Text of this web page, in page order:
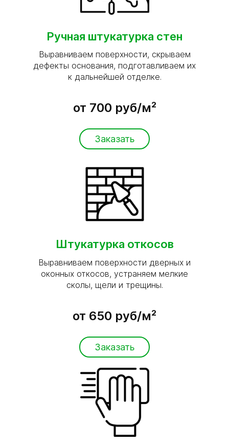
Ручная штукатурка стен
Выравниваем поверхности, скрываем
дефекты основания, подготавливаем их
к дальнейшей отделке.
от 700 руб/м²
Заказать
Штукатурка откосов
Выравниваем поверхности дверных и
оконных откосов, устраняем мелкие
сколы, щели и трещины.
от 650 руб/м²
Заказать